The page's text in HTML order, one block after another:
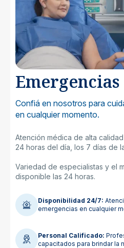
Emergencias
Confiá en nosotros para
en cualquier momento.
Atención médica de alta
24 horas del día, los 7 días de
Variedad de especialistas y el
disponible las 24 horas.
Disponibilidad 24/7:
emergencias en cualquier
Personal Calificado:
capacitados para brindar la